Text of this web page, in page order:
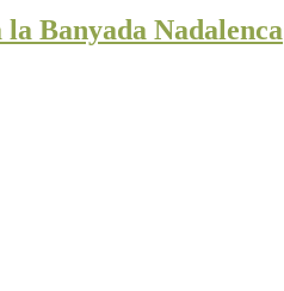
Banyada Nadalenca